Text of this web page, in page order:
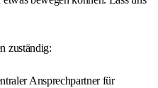
zuständig:
Ansprechpartner für